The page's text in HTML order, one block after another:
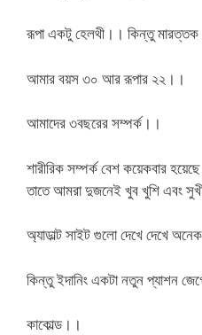
রূপা একটু হেলথী।। কিন্তু মারত্তক
আমার বয়স ৩০ আর রূপার ২২।।
আমাদের ৩বছরের সম্পর্ক।।
শারীরিক সম্পর্ক বেশ কয়েকবার
তাতে আমরা দুজনেই খুব খুশি এবং
অ্যাডাল্ট সাইট গুলো দেখে দেখে
কিন্তু ইদানিং একটা নতুন প্যাশন
কাকোল্ড।।